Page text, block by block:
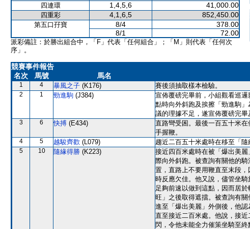
四連環 1,4,5,6 41,000.00
四重彩 4,1,6,5 852,450.00
第五口孖寶 8/4
378.00
8/1
72.00
派彩備註：於勝出組合中，「F」代表「任何組合」；「M」則代表「任何次
序」。
競賽事件報告
名次
馬號 馬名
1 4 暴風之子 (K176) 賽後須抽取樣本檢驗。
2 1 勁進駒 (J384)
宣佈覆磅完畢前，小組觀看巡
點時向外斜跑及挨擦「勁進駒
議的理據不足，遂宣佈覆磅完畢
3 6 快搏 (E434)
直路彎受困。最後一百五十米
手握鞭。
4 5 越駿齊歡 (L079) 趨近二百五十米處時在移至「隨
5 10 隨緣得勝 (K223)
接近四百米處時在被「爆出美
際向外斜跑。被查詢有關他的
置，直路上不要用鞭直至末段
時反應欠佳。他又說，儘管坐
足夠前速以做到這點，因而居
旺」之後取得遮擋。被查詢有
進至「爆出美麗」外側後，他
直至接近二百米處。他說，接
閃，令他未能全力催策坐騎至